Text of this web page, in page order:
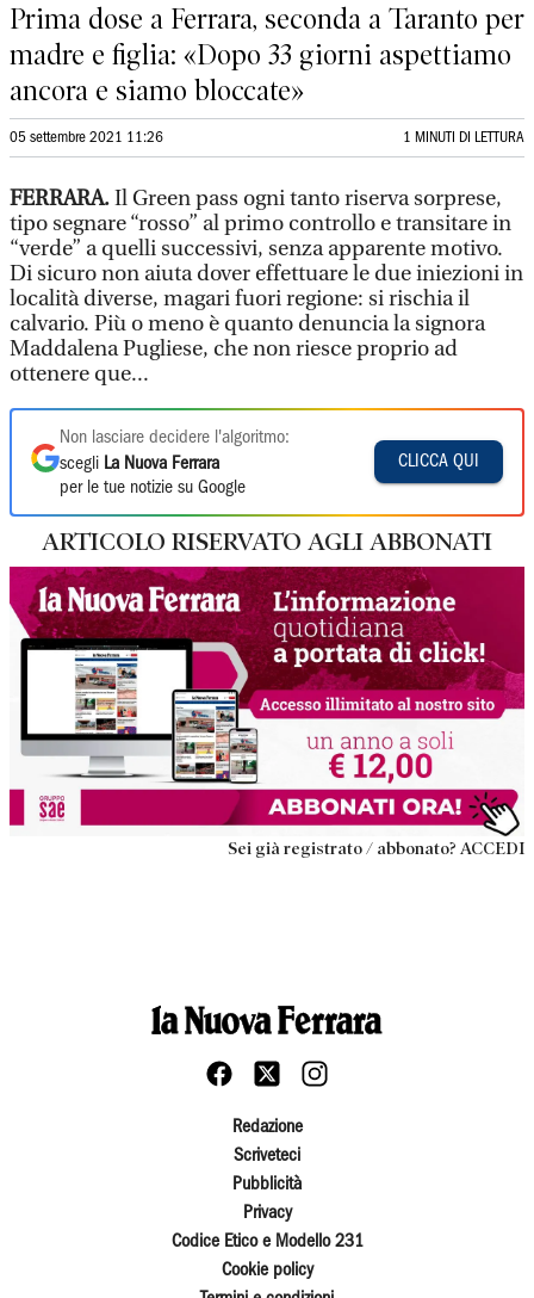
Prima dose a Ferrara, seconda a Taranto per
madre e figlia: «Dopo 33 giorni aspettiamo
ancora e siamo bloccate»
05 settembre 2021 11:26 1 MINUTI DI LETTURA
FERRARA.Il Green pass ogni tanto riserva sorprese,
tipo segnare “rosso” al primo controllo e transitare in
“verde” a quelli successivi, senza apparente motivo.
Di sicuro non aiuta dover effettuare le due iniezioni in
località diverse, magari fuori regione: si rischia il
calvario. Più o meno è quanto denuncia la signora
Maddalena Pugliese, che non riesce proprio ad
ottenere que...
Non lasciare decidere l'algoritmo:
scegli La Nuova Ferrara
per le tue notizie su Google
CLICCA QUI
ARTICOLO RISERVATO AGLI ABBONATI
Sei già registrato / abbonato? ACCEDI
Redazione
Scriveteci
Pubblicità
Privacy
Codice Etico e Modello 231
Cookie policy